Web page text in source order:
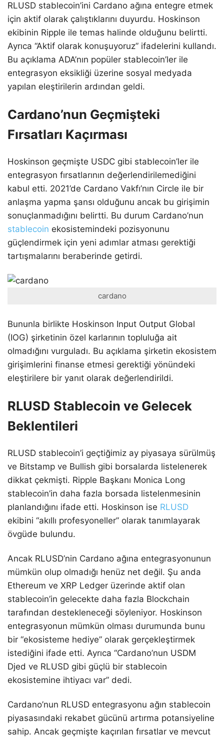
RLUSD stablecoin’ini Cardano ağına entegre etmek
için aktif olarak çalıştıklarını duyurdu. Hoskinson
ekibinin Ripple ile temas halinde olduğunu belirtti.
Ayrıca “Aktif olarak konuşuyoruz” ifadelerini kullandı.
Bu açıklama ADA’nın popüler stablecoin’ler ile
entegrasyon eksikliği üzerine sosyal medyada
yapılan eleştirilerin ardından geldi.
Cardano’nun Geçmişteki
Fırsatları Kaçırması
Hoskinson geçmişte USDC gibi stablecoin’ler ile
entegrasyon fırsatlarının değerlendirilemediğini
kabul etti. 2021’de Cardano Vakfı’nın Circle ile bir
anlaşma yapma şansı olduğunu ancak bu girişimin
sonuçlanmadığını belirtti. Bu durum Cardano’nun
stablecoin ekosistemindeki pozisyonunu
güçlendirmek için yeni adımlar atması gerektiği
tartışmalarını beraberinde getirdi.
cardano
Bununla birlikte Hoskinson Input Output Global
(IOG) şirketinin özel karlarının topluluğa ait
olmadığını vurguladı. Bu açıklama şirketin ekosistem
girişimlerini finanse etmesi gerektiği yönündeki
eleştirilere bir yanıt olarak değerlendirildi.
RLUSD Stablecoin ve Gelecek
Beklentileri
RLUSD stablecoin’i geçtiğimiz ay piyasaya sürülmüş
ve Bitstamp ve Bullish gibi borsalarda listelenerek
dikkat çekmişti. Ripple Başkanı Monica Long
stablecoin’in daha fazla borsada listelenmesinin
planlandığını ifade etti. Hoskinson ise RLUSD
ekibini “akıllı profesyoneller” olarak tanımlayarak
övgüde bulundu.
Ancak RLUSD’nin Cardano ağına entegrasyonunun
mümkün olup olmadığı henüz net değil. Şu anda
Ethereum ve XRP Ledger üzerinde aktif olan
stablecoin’in gelecekte daha fazla Blockchain
tarafından destekleneceği söyleniyor. Hoskinson
entegrasyonun mümkün olması durumunda bunu
bir “ekosisteme hediye” olarak gerçekleştirmek
istediğini ifade etti. Ayrıca “Cardano’nun USDM
Djed ve RLUSD gibi güçlü bir stablecoin
ekosistemine ihtiyacı var” dedi.
Cardano’nun RLUSD entegrasyonu ağın stablecoin
piyasasındaki rekabet gücünü artırma potansiyeline
sahip. Ancak geçmişte kaçırılan fırsatlar ve mevcut